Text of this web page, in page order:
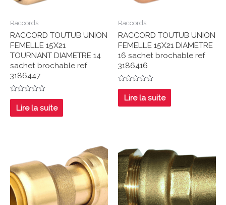
Raccords
RACCORD TOUTUB UNION
FEMELLE 15X21
TOURNANT DIAMETRE 14
sachet brochable ref
3186447
Note
sur
5
Lire la suite
Raccords
RACCORD TOUTUB UNION
FEMELLE 15X21 DIAMETRE
16 sachet brochable ref
3186416
Note
sur
5
Lire la suite